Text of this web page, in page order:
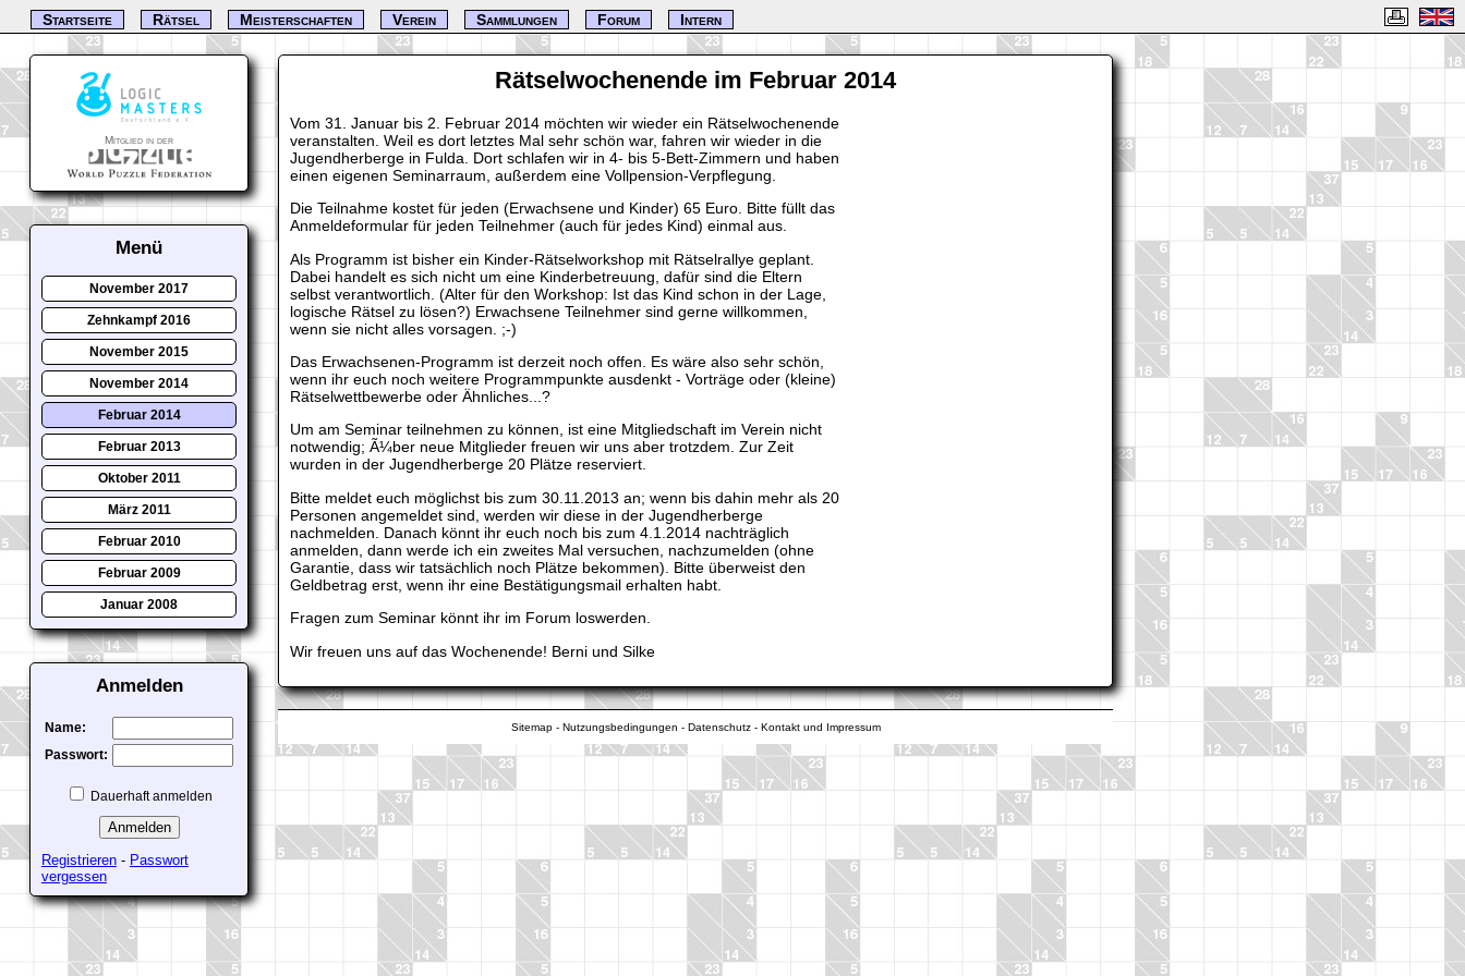
Rätselwochenende im Februar 2014
Vom 31. Januar bis 2. Februar 2014 möchten wir wieder ein Rätselwochenende
veranstalten. Weil es dort letztes Mal sehr schön war, fahren wir wieder in die
Jugendherberge in Fulda. Dort schlafen wir in 4- bis 5-Bett-Zimmern und haben
einen eigenen Seminarraum, außerdem eine Vollpension-Verpflegung.
Die Teilnahme kostet für jeden (Erwachsene und Kinder) 65 Euro. Bitte füllt das
Anmeldeformular für jeden Teilnehmer (auch für jedes Kind) einmal aus.
Als Programm ist bisher ein Kinder-Rätselworkshop mit Rätselrallye geplant.
Dabei handelt es sich nicht um eine Kinderbetreuung, dafür sind die Eltern
selbst verantwortlich. (Alter für den Workshop: Ist das Kind schon in der Lage,
logische Rätsel zu lösen?) Erwachsene Teilnehmer sind gerne willkommen,
wenn sie nicht alles vorsagen. ;-)
Das Erwachsenen-Programm ist derzeit noch offen. Es wäre also sehr schön,
wenn ihr euch noch weitere Programmpunkte ausdenkt - Vorträge oder (kleine)
Rätselwettbewerbe oder Ähnliches...?
Um am Seminar teilnehmen zu können, ist eine Mitgliedschaft im Verein nicht
notwendig; Ã¼ber neue Mitglieder freuen wir uns aber trotzdem. Zur Zeit
wurden in der Jugendherberge 20 Plätze reserviert.
Bitte meldet euch möglichst bis zum 30.11.2013 an; wenn bis dahin mehr als 20
Personen angemeldet sind, werden wir diese in der Jugendherberge
nachmelden. Danach könnt ihr euch noch bis zum 4.1.2014 nachträglich
anmelden, dann werde ich ein zweites Mal versuchen, nachzumelden (ohne
Garantie, dass wir tatsächlich noch Plätze bekommen). Bitte überweist den
Geldbetrag erst, wenn ihr eine Bestätigungsmail erhalten habt.
Fragen zum Seminar könnt ihr im Forum loswerden.
Wir freuen uns auf das Wochenende! Berni und Silke
Startseite Rätsel Meisterschaften Verein Sammlungen Forum Intern
Mitglied in der
Menü
November 2017
Zehnkampf 2016
November 2015
November 2014
Februar 2014
Februar 2013
Oktober 2011
März 2011
Februar 2010
Februar 2009
Januar 2008
Anmelden
Name:
Passwort:
Dauerhaft anmelden
Registrieren- Passwort
vergessen
Sitemap- Nutzungsbedingungen - Datenschutz- Kontakt und Impressum